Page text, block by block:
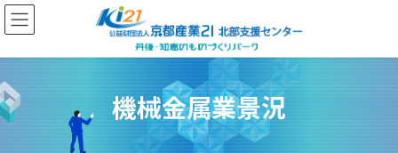
コ
ン
ン
ツ
へ
ス
ナ
ビ
ー
シ
ョ
ン
機械金属業景況